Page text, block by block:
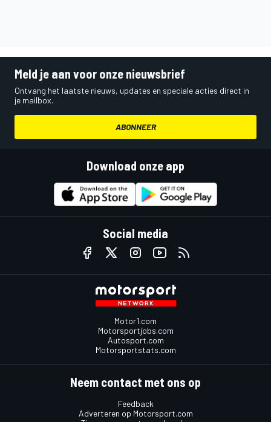
Meld je aan voor onze nieuwsbrief
Ontvang het laatste nieuws, updates en speciale acties direct in
je mailbox.
ABONNEER
Download onze app
Social media
Motor1.com
Motorsportjobs.com
Autosport.com
Motorsportstats.com
Neem contact met ons op
Feedback
Adverteren op Motorsport.com